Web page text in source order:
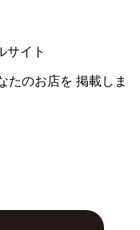
サイト
たのお店を 掲載しま